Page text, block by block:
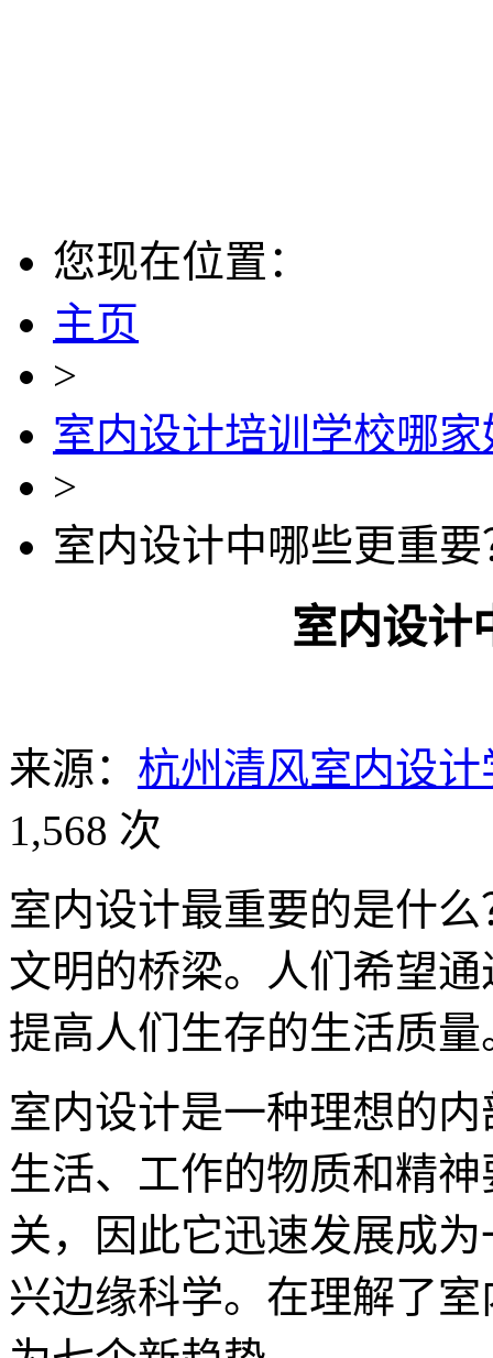
您现在位置：
主页
>
室内设计培训学校哪家
>
室内设计中哪些更重要
室内设计
来源： 杭州清风室内设计
1,568 次
室内设计最重要的是什
文明的桥梁。人们希望
提高人们生存的生活质量
室内设计是一种理想的
生活、工作的物质和精
关，因此它迅速发展成
兴边缘科学。在理解了